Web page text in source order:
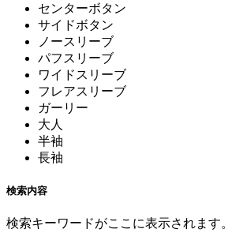
センターボタン
サイドボタン
ノースリーブ
パフスリーブ
ワイドスリーブ
フレアスリーブ
ガーリー
大人
半袖
長袖
検索内容
検索キーワードがここに表示されます。